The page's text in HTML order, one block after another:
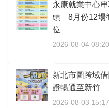
永康就業中心
頭 8月份12場
位
2026-08-04 08:20
新北市圖跨域
證暢通至新竹
2026-08-03 15:17